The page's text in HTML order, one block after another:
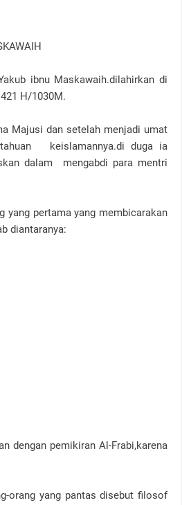
ibnu Maskawaih.dilahirkan di
H/1030M.
Majusi dan setelah menjadi umat
keislamannya.di duga ia
dalam mengabdi para mentri
pertama yang membicarakan
diantaranya:
dengan pemikiran Al-Frabi,karena
orang yang pantas disebut filosof